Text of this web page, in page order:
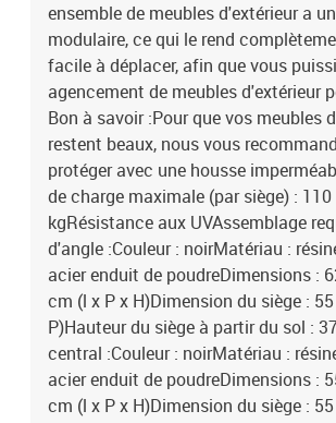
ensemble de meubles d'extérieur a
modulaire, ce qui le rend
facile à déplacer, afin que vous
agencement de meubles d'extérieur
Bon à savoir :Pour que vos meubles
restent beaux, nous vous
protéger avec une housse
de charge maximale (par siège) : 110
kgRésistance aux UVAssemblage
d'angle :Couleur : noirMatériau :
acier enduit de poudreDimensions :
cm (l x P x H)Dimension du siège :
P)Hauteur du siège à partir du sol :
central :Couleur : noirMatériau :
acier enduit de poudreDimensions :
cm (l x P x H)Dimension du siège :